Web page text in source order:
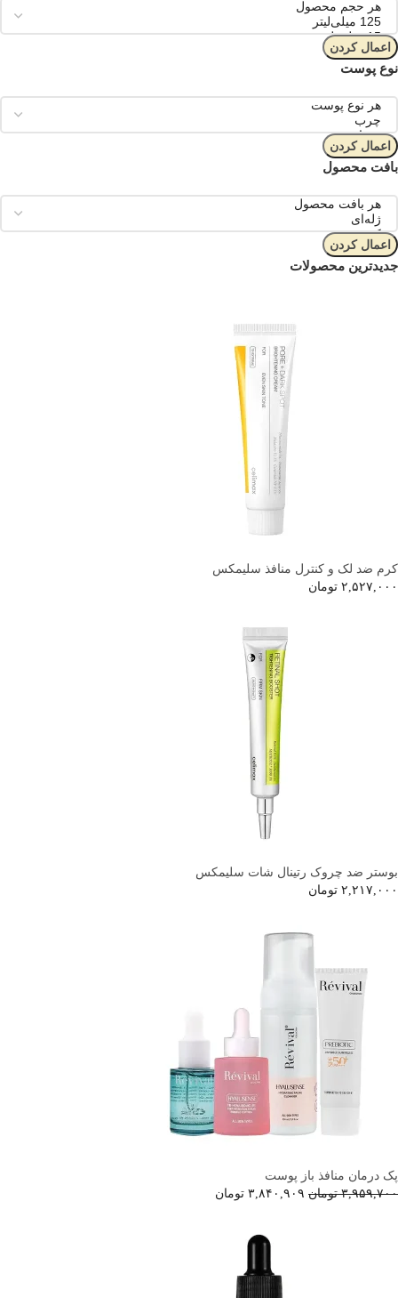
اعمال کردن
نوع پوست
اعمال کردن
بافت محصول
اعمال کردن
جدیدترین محصولات
کرم ضد لک و کنترل منافذ سلیمکس
۲,۵۲۷,۰۰۰ تومان
بوستر ضد چروک رتینال شات سلیمکس
۲,۲۱۷,۰۰۰ تومان
پک درمان منافذ باز پوست
۳,۹۵۹,۷۰۰ تومان ۳,۸۴۰,۹۰۹ تومان